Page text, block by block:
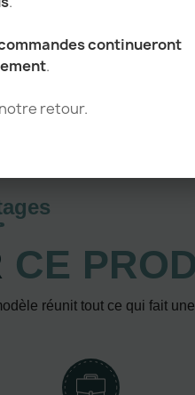
continueront
.
retour.
CE
réunit tout ce qui fait